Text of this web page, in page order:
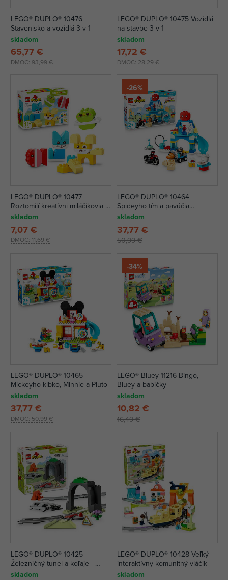
LEGO® DUPLO® 10476
Stavenisko a vozidlá 3 v 1
skladom
DMOC: 93,99 €
65,77 €
LEGO® DUPLO® 10475 Vozidlá
na stavbe 3 v 1
skladom
DMOC: 28,29 €
17,72 €
LEGO® DUPLO® 10477
Roztomilí kreatívni miláčikovia 3
v 1
skladom
DMOC: 11,69 €
7,07 €
-26%
LEGO® DUPLO® 10464
Spideyho tím a pavúčia
základňa
skladom
50,99 €
37,77 €
LEGO® DUPLO® 10465
Mickeyho klbko, Minnie a Pluto
skladom
DMOC: 50,99 €
37,77 €
-34%
LEGO® Bluey 11216 Bingo,
Bluey a babičky
skladom
16,49 €
10,82 €
LEGO® DUPLO® 10425
Železničný tunel a koľaje –
rozširujúca sada
skladom
LEGO® DUPLO® 10428 Veľký
interaktívny komunitný vláčik
skladom